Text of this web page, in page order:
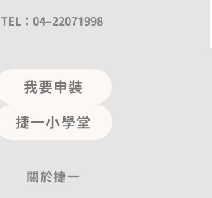
TEL：04–22071998
我要申裝
捷一小學堂
關於捷一